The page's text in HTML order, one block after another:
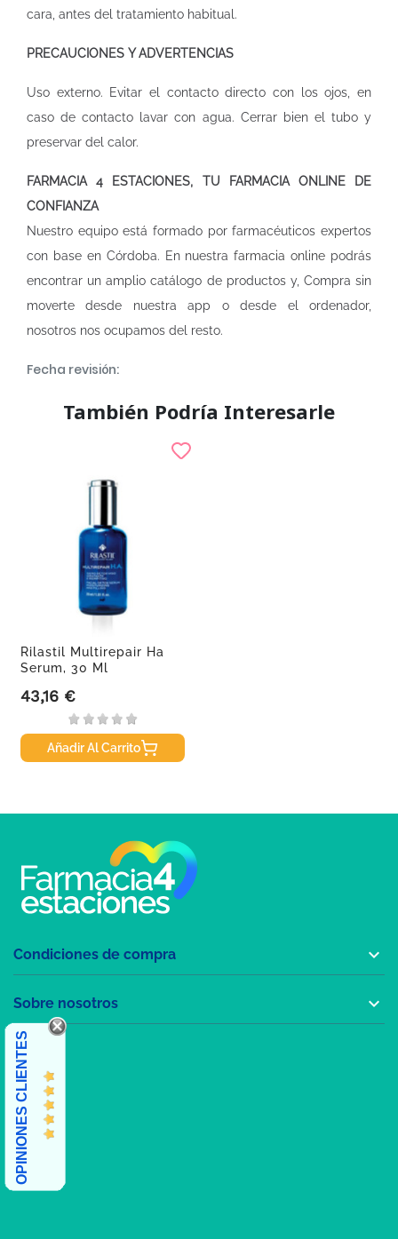
cara, antes del tratamiento habitual.
PRECAUCIONES Y ADVERTENCIAS
Uso externo. Evitar el contacto directo con los ojos, en
caso de contacto lavar con agua. Cerrar bien el tubo y
preservar del calor.
FARMACIA 4 ESTACIONES, TU FARMACIA ONLINE DE
CONFIANZA
Nuestro equipo está formado por farmacéuticos expertos
con base en Córdoba. En nuestrafarmacia online podrás
encontrar un amplio catálogo de productos y, Compra sin
moverte desde nuestra app o desde el ordenador,
nosotros nos ocupamos del resto.
Fecha revisión:
También Podría Interesarle
Rilastil Multirepair Ha
Serum, 30 Ml
Precio
43,16 €
Añadir Al Carrito
Condiciones de compra 
Sobre nosotros 
OPINIONES CLIENTES